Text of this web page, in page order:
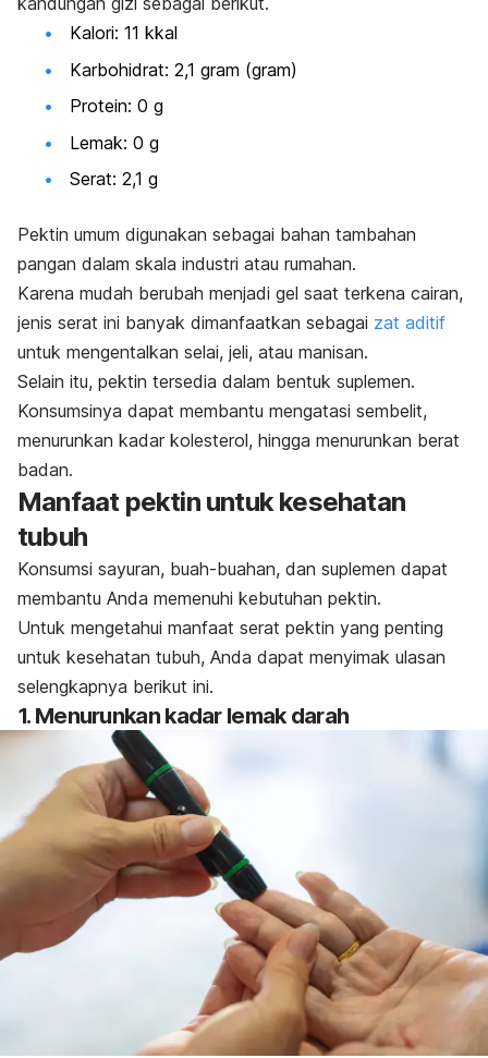
Kalori: 11 kkal
Karbohidrat: 2,1 gram (gram)
Protein: 0 g
Lemak: 0 g
Serat: 2,1 g
Pektin umum digunakan sebagai bahan tambahan
pangan dalam skala industri atau rumahan.
Karena mudah berubah menjadi gel saat terkena cairan,
jenis serat ini banyak dimanfaatkan sebagai zat aditif
untuk mengentalkan selai, jeli, atau manisan.
Selain itu, pektin tersedia dalam bentuk suplemen.
Konsumsinya dapat membantu mengatasi sembelit,
menurunkan kadar kolesterol, hingga menurunkan berat
badan.
Manfaat pektin untuk kesehatan
tubuh
Konsumsi sayuran, buah-buahan, dan suplemen dapat
membantu Anda memenuhi kebutuhan pektin.
Untuk mengetahui manfaat serat pektin yang penting
untuk kesehatan tubuh, Anda dapat menyimak ulasan
selengkapnya berikut ini.
1. Menurunkan kadar lemak darah